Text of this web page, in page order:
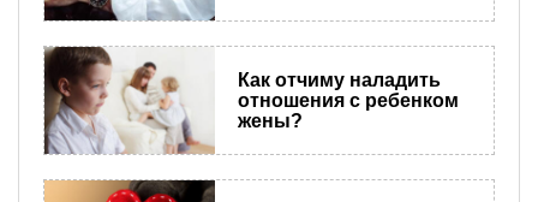
Как отчиму наладить
отношения с ребенком
жены?